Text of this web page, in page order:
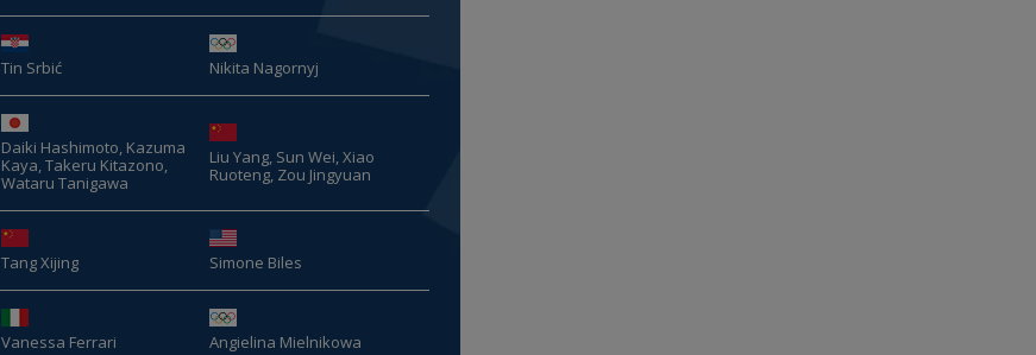
Tin Srbić Nikita Nagornyj
Daiki Hashimoto, Kazuma
Kaya, Takeru Kitazono,
Wataru Tanigawa
Liu Yang, Sun Wei, Xiao
Ruoteng, Zou Jingyuan
Tang Xijing Simone Biles
Vanessa Ferrari Angielina Mielnikowa